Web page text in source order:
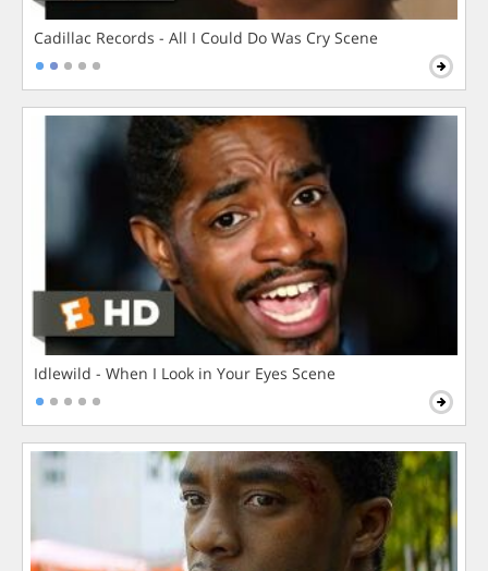
Cadillac Records - All I Could Do Was Cry Scene
Idlewild - When I Look in Your Eyes Scene